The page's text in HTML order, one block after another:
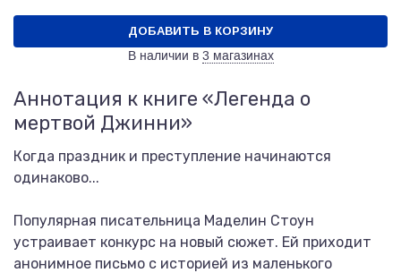
ДОБАВИТЬ В КОРЗИНУ
В наличии в 3 магазинах
Аннотация к книге «Легенда о
мертвой Джинни»
Когда праздник и преступление начинаются
одинаково...
Популярная писательница Маделин Стоун
устраивает конкурс на новый сюжет. Ей приходит
анонимное письмо с историей из маленького